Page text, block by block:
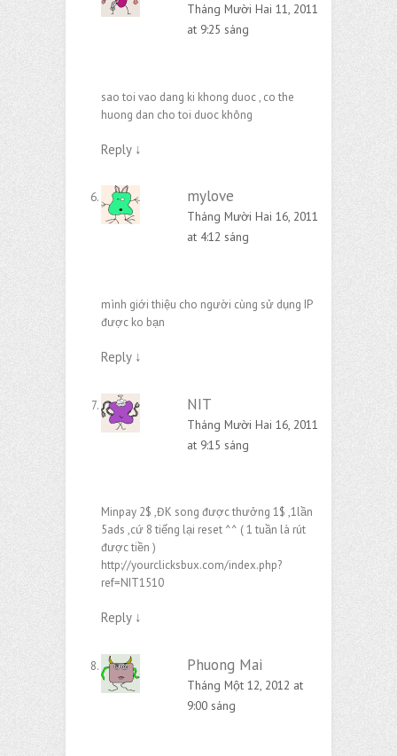
Tháng Mười Hai 11, 2011
at 9:25 sáng
sao toi vao dang ki khong duoc , co the
huong dan cho toi duoc không
Reply ↓
mylove
Tháng Mười Hai 16, 2011
at 4:12 sáng
mình giới thiệu cho người cùng sử dụng IP
được ko bạn
Reply ↓
NIT
Tháng Mười Hai 16, 2011
at 9:15 sáng
Minpay 2$ ,ĐK song được thưởng 1$ ,1lần
5ads ,cứ 8 tiếng lại reset ^^ ( 1 tuần là rút
được tiền )
http://yourclicksbux.com/index.php?
ref=NIT1510
Reply ↓
Phuong Mai
Tháng Một 12, 2012 at
9:00 sáng